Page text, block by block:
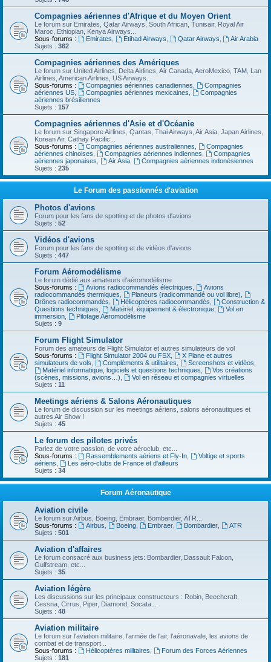
Compagnies aériennes d'Afrique et du Moyen Orient
Le forum sur Emirates, Qatar Airways, South African, Tunisair, Royal Air
Maroc, Ethiopian, Kenya Airways...
Sous-forums :
Emirates Etihad Airways Qatar Airways
Air Arabia
Sujets : 362
Compagnies aériennes des Amériques
Le forum sur United Airlines, Delta Airlines, Air Canada, AeroMexico, TAM, Lan
Airlines, American Airlines, US Airways...
Sous-forums :
Compagnies aériennes canadiennes
Compagnies
aériennes US
Compagnies aériennes mexicaines
Compagnies
aériennes brésiliennes
Sujets : 157
Compagnies aériennes d'Asie et d'Océanie
Le forum sur Singapore Airlines, Qantas, Thai Airways, Air Asia, Japan Airlines,
Korean Air, Cathay Pacific...
Sous-forums :
Compagnies aériennes australiennes
Compagnies
aériennes chinoises
Compagnies aériennes indiennes
Compagnies
aériennes japonaises
Air Asia,
Compagnies aériennes indonésiennes
Sujets : 235
Le Forum des passionnés d'aviation
Photos d'avions
Forum pour les fans de spotting et de photos d'avions
Sujets : 52
Vidéos d'avions
Forum pour les fans de spotting et de vidéos d'avions
Sujets : 447
Forum Aéromodélisme
Le forum dédié aux amateurs d'aéromodélisme
Sous-forums :
Avions radiocommandés électriques
Avions
radiocommandés thermiques
Planeurs (radicommandé ou vol libre)
Drônes radiocommandés
Hélicoptères radiocommandés
Construction &
Questions techniques
Matériel, équipement & électronique,
Vol en
immersion
Pilotage Aéromodélisme
Sujets : 9
Forum Flight Simulator
Forum des amateurs de Flight Simulator et autres simulateurs de vol
Sous-forums :
Flight Simulator 2004 ou FSX,
X Plane et autres
simulateurs de vols
Compléments & utilitaires Screenshots et vidéos
Matériel informatique, logiciels et questions techniques
Vos créations
(scènes, missions, avions…)
Vol en réseau et compagnies virtuelles
Sujets : 11
Meetings aériens & Salons Aéronautiques
Le forum de discussion sur les meetings aériens, salons aéronautiques et
autres Air Show !
Sujets : 45
Le forum des pilotes privés
Parlez de votre passion, de votre aéroclub, etc...
Sous-forums :
Rassemblements aériens et Fly-In,
Voltige et sports
aériens
Les aéro-clubs de France et d'ailleurs
Sujets : 34
Forum Aéronautique
Aviation civile
Le forum sur Airbus, Boeing, Embraer, Bombardier, ATR...
Sous-forums :
Airbus Boeing, Embraer, Bombardier
ATR
Sujets : 501
Aviation d'affaires
Le forum consacré aux business jets: Bombardier, Dassault Falcon,
Gulfstream, etc...
Sujets : 35
Aviation légère
Les discussions sur les principaux constructeurs : Robin, Beechcraft,
Cessna, Cirrus, Piper, Diamond, Socata...
Sujets : 48
Aviation militaire
Le forum sur l'aviation militaire, l'armée de l'air, l'aéronavale, les avions de
combat et de transport...
Sous-forums :
Hélicoptères militaires
Forum des Forces Aériennes
Sujets : 181